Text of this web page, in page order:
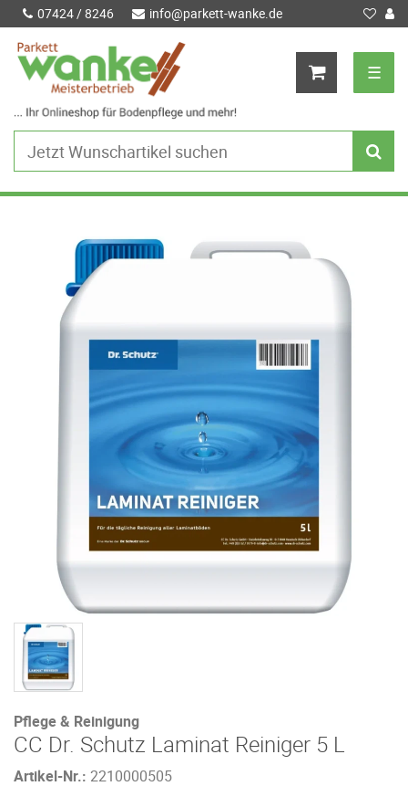
07424 / 8246 info@parkett-wanke.de
☰
Pflege & Reinigung
CC Dr. Schutz Laminat Reiniger 5 L
Artikel-Nr.: 2210000505